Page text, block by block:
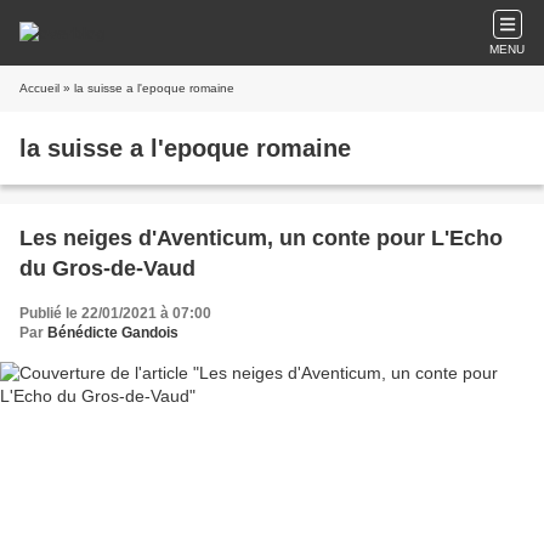
MENU
Accueil » la suisse a l'epoque romaine
la suisse a l'epoque romaine
Les neiges d'Aventicum, un conte pour L'Echo
du Gros-de-Vaud
Publié le 22/01/2021 à 07:00
Par Bénédicte Gandois